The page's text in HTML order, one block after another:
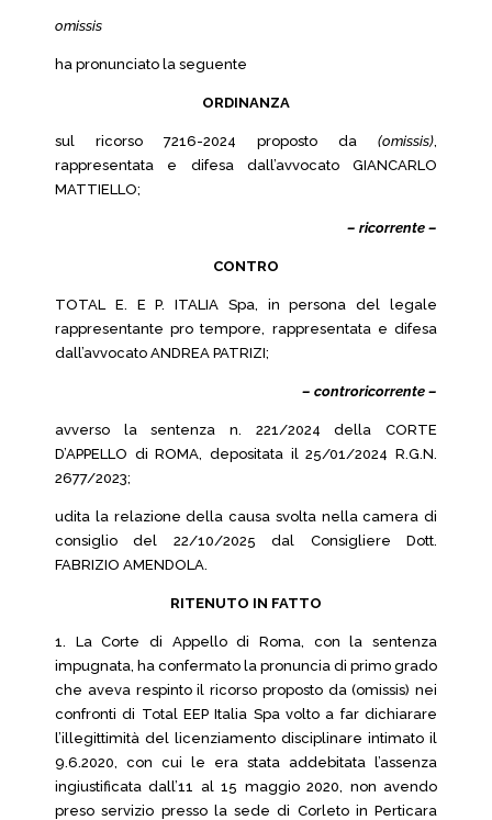
omissis
ha pronunciato la seguente
ORDINANZA
sul ricorso 7216-2024 proposto da (omissis),
rappresentata e difesa dall’avvocato GIANCARLO
MATTIELLO;
– ricorrente –
CONTRO
TOTAL E. E P. ITALIA Spa, in persona del legale
rappresentante pro tempore, rappresentata e difesa
dall’avvocato ANDREA PATRIZI;
– controricorrente –
avverso la sentenza n. 221/2024 della CORTE
D’APPELLO di ROMA, depositata il 25/01/2024 R.G.N.
2677/2023;
udita la relazione della causa svolta nella camera di
consiglio del 22/10/2025 dal Consigliere Dott.
FABRIZIO AMENDOLA.
RITENUTO IN FATTO
1. La Corte di Appello di Roma, con la sentenza
impugnata, ha confermato la pronuncia di primo grado
che aveva respinto il ricorso proposto da (omissis) nei
confronti di Total EEP Italia Spa volto a far dichiarare
l’illegittimità del licenziamento disciplinare intimato il
9.6.2020, con cui le era stata addebitata l’assenza
ingiustificata dall’11 al 15 maggio 2020, non avendo
preso servizio presso la sede di Corleto in Perticara